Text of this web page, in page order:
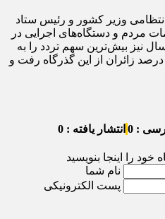
انتظامی وزیر کشور و رئیس ستاد
مردم و دستگاه‌های اجرایی در
نیز بیش‌ترین سهم تردد را به
خود اختصاص داد و افزون بر ۵۰ درصد زائران از این گذرگاه رفت و
: 0 انتشار یافته : 0
خود را اینجا بنویسید
نام شما
پست الکترونیکی